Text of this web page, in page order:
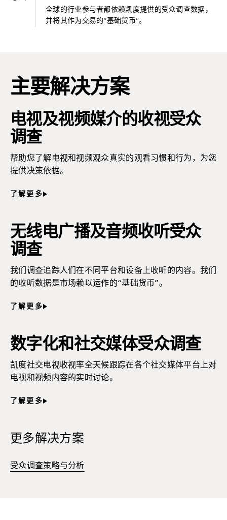
全球的行业参与者都依赖凯度提供的受众调查数据，
并将其作为交易的“基础货币”。
主要解决方案
电视及视频媒介的收视受众
调查
帮助您了解电视和视频观众真实的观看习惯和行为，为您
提供决策依据。
了解更多
无线电广播及音频收听受众
调查
我们调查追踪人们在不同平台和设备上收听的内容。我们
的收听数据是市场赖以运作的“基础货币”。
了解更多
数字化和社交媒体受众调查
凯度社交电视收视率全天候跟踪在各个社交媒体平台上对
电视和视频内容的实时讨论。
了解更多
更多解决方案
受众调查策略与分析